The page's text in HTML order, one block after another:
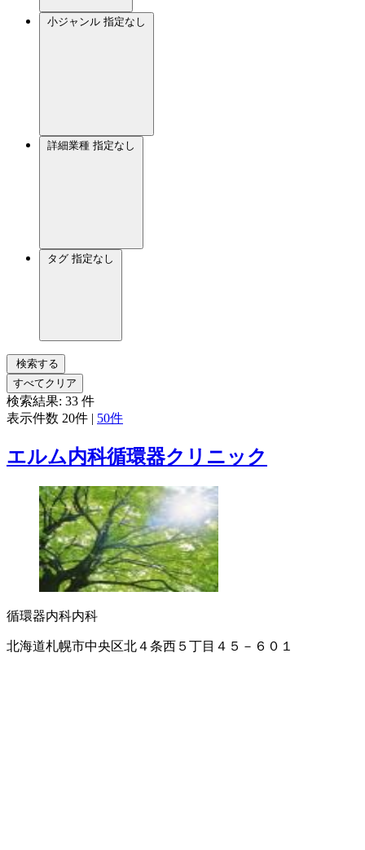
小ジャンル 指定なし
詳細業種 指定なし
タグ 指定なし
検索する
すべてクリア
検索結果: 33 件
表示件数 20件 | 50件
エルム内科循環器クリニック
循環器内科内科
北海道札幌市中央区北４条西５丁目４５－６０１